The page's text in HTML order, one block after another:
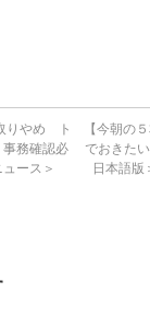
りやめ ト
事務確認必
ース＞
【今朝の
でおきた
日本語